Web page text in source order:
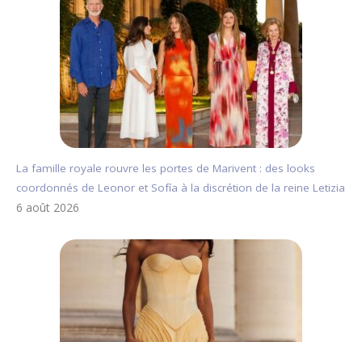
La famille royale rouvre les portes de Marivent : des looks
coordonnés de Leonor et Sofía à la discrétion de la reine Letizia
6 août 2026